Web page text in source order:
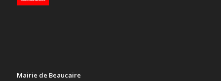
Mairie de Beaucaire